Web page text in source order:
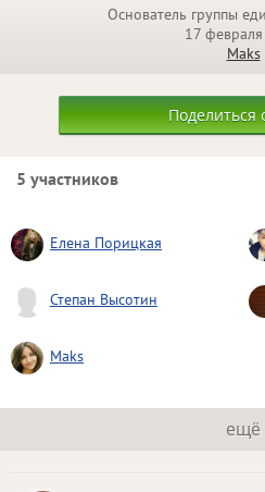
Основатель группы
17
Maks
Поделиться
5 участников
Елена Порицкая
Степан Высотин
Maks
ещё